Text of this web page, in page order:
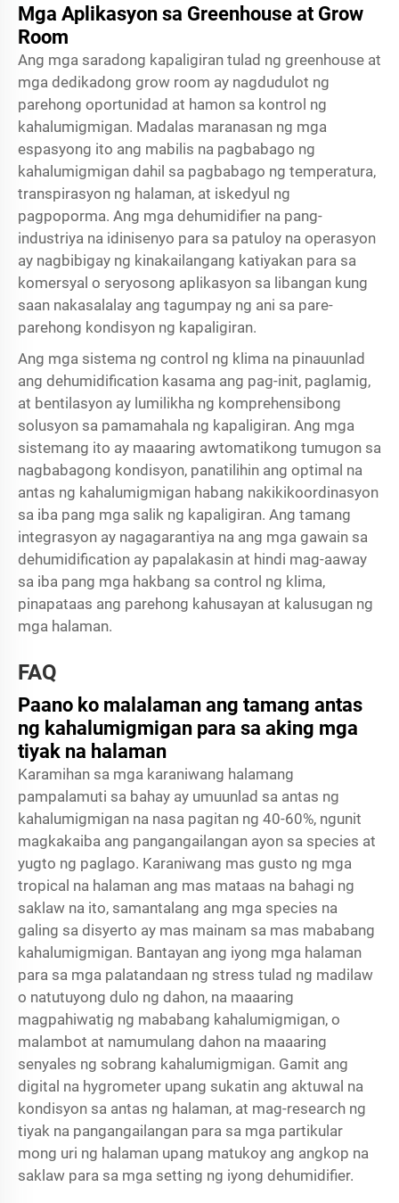
Mga Aplikasyon sa Greenhouse at Grow
Room
Ang mga saradong kapaligiran tulad ng greenhouse at
mga dedikadong grow room ay nagdudulot ng
parehong oportunidad at hamon sa kontrol ng
kahalumigmigan. Madalas maranasan ng mga
espasyong ito ang mabilis na pagbabago ng
kahalumigmigan dahil sa pagbabago ng temperatura,
transpirasyon ng halaman, at iskedyul ng
pagpoporma. Ang mga dehumidifier na pang-
industriya na idinisenyo para sa patuloy na operasyon
ay nagbibigay ng kinakailangang katiyakan para sa
komersyal o seryosong aplikasyon sa libangan kung
saan nakasalalay ang tagumpay ng ani sa pare-
parehong kondisyon ng kapaligiran.
Ang mga sistema ng control ng klima na pinauunlad
ang dehumidification kasama ang pag-init, paglamig,
at bentilasyon ay lumilikha ng komprehensibong
solusyon sa pamamahala ng kapaligiran. Ang mga
sistemang ito ay maaaring awtomatikong tumugon sa
nagbabagong kondisyon, panatilihin ang optimal na
antas ng kahalumigmigan habang nakikikoordinasyon
sa iba pang mga salik ng kapaligiran. Ang tamang
integrasyon ay nagagarantiya na ang mga gawain sa
dehumidification ay papalakasin at hindi mag-aaway
sa iba pang mga hakbang sa control ng klima,
pinapataas ang parehong kahusayan at kalusugan ng
mga halaman.
FAQ
Paano ko malalaman ang tamang antas
ng kahalumigmigan para sa aking mga
tiyak na halaman
Karamihan sa mga karaniwang halamang
pampalamuti sa bahay ay umuunlad sa antas ng
kahalumigmigan na nasa pagitan ng 40-60%, ngunit
magkakaiba ang pangangailangan ayon sa species at
yugto ng paglago. Karaniwang mas gusto ng mga
tropical na halaman ang mas mataas na bahagi ng
saklaw na ito, samantalang ang mga species na
galing sa disyerto ay mas mainam sa mas mababang
kahalumigmigan. Bantayan ang iyong mga halaman
para sa mga palatandaan ng stress tulad ng madilaw
o natutuyong dulo ng dahon, na maaaring
magpahiwatig ng mababang kahalumigmigan, o
malambot at namumulang dahon na maaaring
senyales ng sobrang kahalumigmigan. Gamit ang
digital na hygrometer upang sukatin ang aktuwal na
kondisyon sa antas ng halaman, at mag-research ng
tiyak na pangangailangan para sa mga partikular
mong uri ng halaman upang matukoy ang angkop na
saklaw para sa mga setting ng iyong dehumidifier.